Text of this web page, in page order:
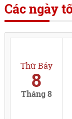
Các ngày
Thứ Bảy
8
Tháng 8